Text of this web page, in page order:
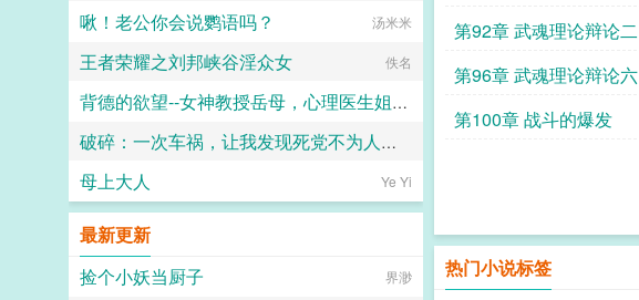
第92章 武魂理论辩论二
第96章 武魂理论辩论六
第100章 战斗的爆发
热门小说标签
波波沙day0
啾！老公你会说鹦语吗？ 汤米米
王者荣耀之刘邦峡谷淫众女 佚名
背德的欲望--女神教授岳母，心理医生姐姐，美艳强势律师妈妈，校花女友
一柱擎天
破碎：一次车祸，让我发现死党不为人知的秘密
葬歌
母上大人 Ye Yi
最新更新
捡个小妖当厨子
界渺